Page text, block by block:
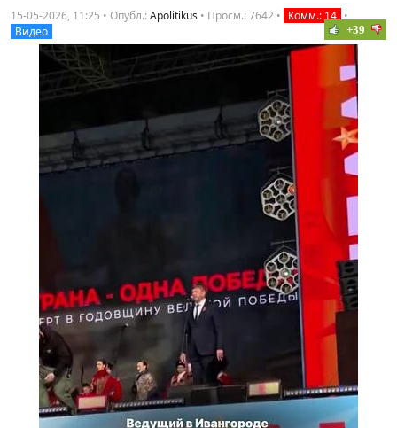
15-05-2026, 11:25 • Опубл.:Apolitikus • Просм.: 7642 • Комм.: 14 •
Видео
+39